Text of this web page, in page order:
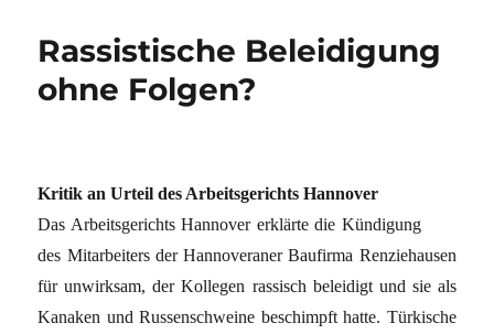
Rassistische Beleidigung
ohne Folgen?
Kritik an Urteil des Arbeitsgerichts Hannover
Das Arbeitsgerichts Hannover erklärte die Kündigung
des Mitarbeiters der Hannoveraner Baufirma Renziehausen
für unwirksam, der Kollegen rassisch beleidigt und sie als
Kanaken und Russenschweine beschimpft hatte. Türkische